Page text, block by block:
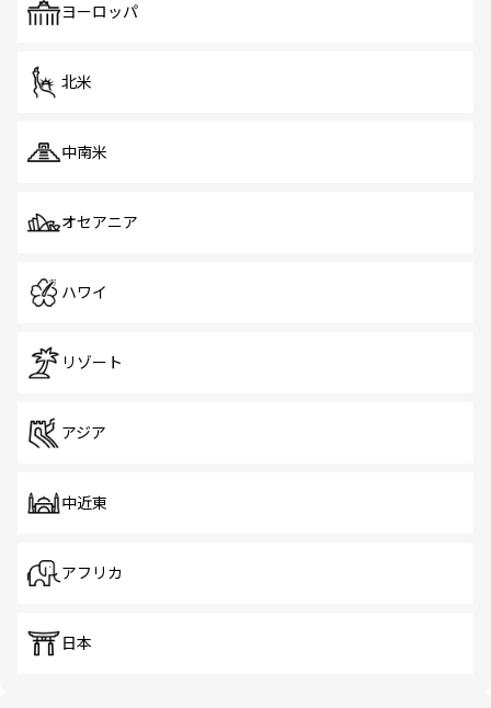
で、ホーカーズは地元の風情を楽しめる外せないスポット
ヨーロッパ
北米
中南米
オセアニア
ハワイ
リゾート
アジア
中近東
アフリカ
日本